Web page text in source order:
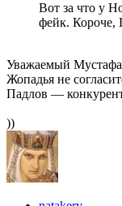
Вот за что у
фейк. Короче,
Уважаемый
Жопадья не
Падлов — конкурент
))